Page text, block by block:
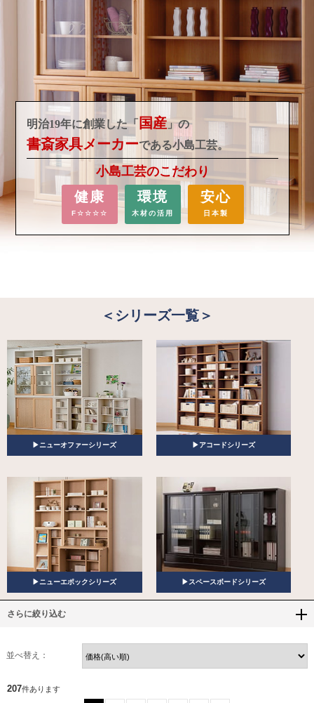
明治19年に創業した「 国産 」の
書斎家具メーカーである小島工芸。
小島工芸のこだわり
健康
F☆☆☆☆
環境
木材の活用
安心
日本製
＜シリーズ一覧＞
▶ニューオファーシリーズ ▶アコードシリーズ
▶ニューエポックシリーズ ▶スペースボードシリーズ
さらに絞り込む
並べ替え：
207件あります